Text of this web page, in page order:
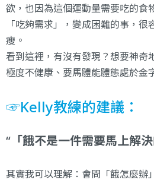
欲，也因為這個運動量需要吃的食
「吃夠需求」，變成困難的事，
瘦。
看到這裡，有沒有發現？想要神奇
極度不健康、要馬體能體態處於金
☞Kelly教練的建議：
「餓不是一件需要馬上解決
其實我可以理解：會問「餓怎麼辦